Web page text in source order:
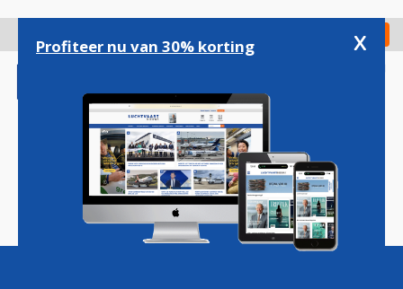
gaan
Check in
Magazine Podcasts Vacatures
Profiteer nu van 30% korting x